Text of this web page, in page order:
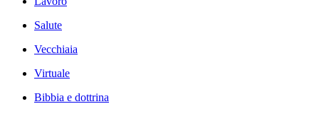
Salute
Vecchiaia
Virtuale
Bibbia e dottrina